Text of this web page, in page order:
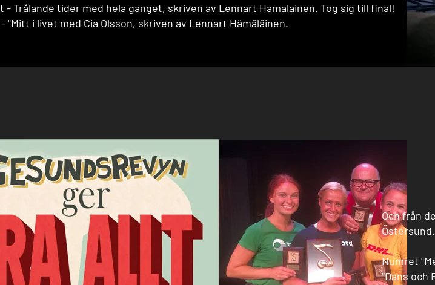
- Trålande tider med hela gänget, skriven av Lennart Hämäläinen. Tog sig till final!
"Mitt i livet med Cia Olsson, skriven av Lennart Hämäläinen.
Och från
Östersund.
Numret
"Dans och